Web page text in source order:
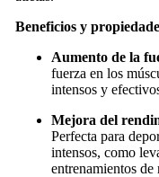
Beneficios y
Aumento de la
fuerza en los
intensos y
Mejora del
Perfecta para
intensos, como
entrenamientos de